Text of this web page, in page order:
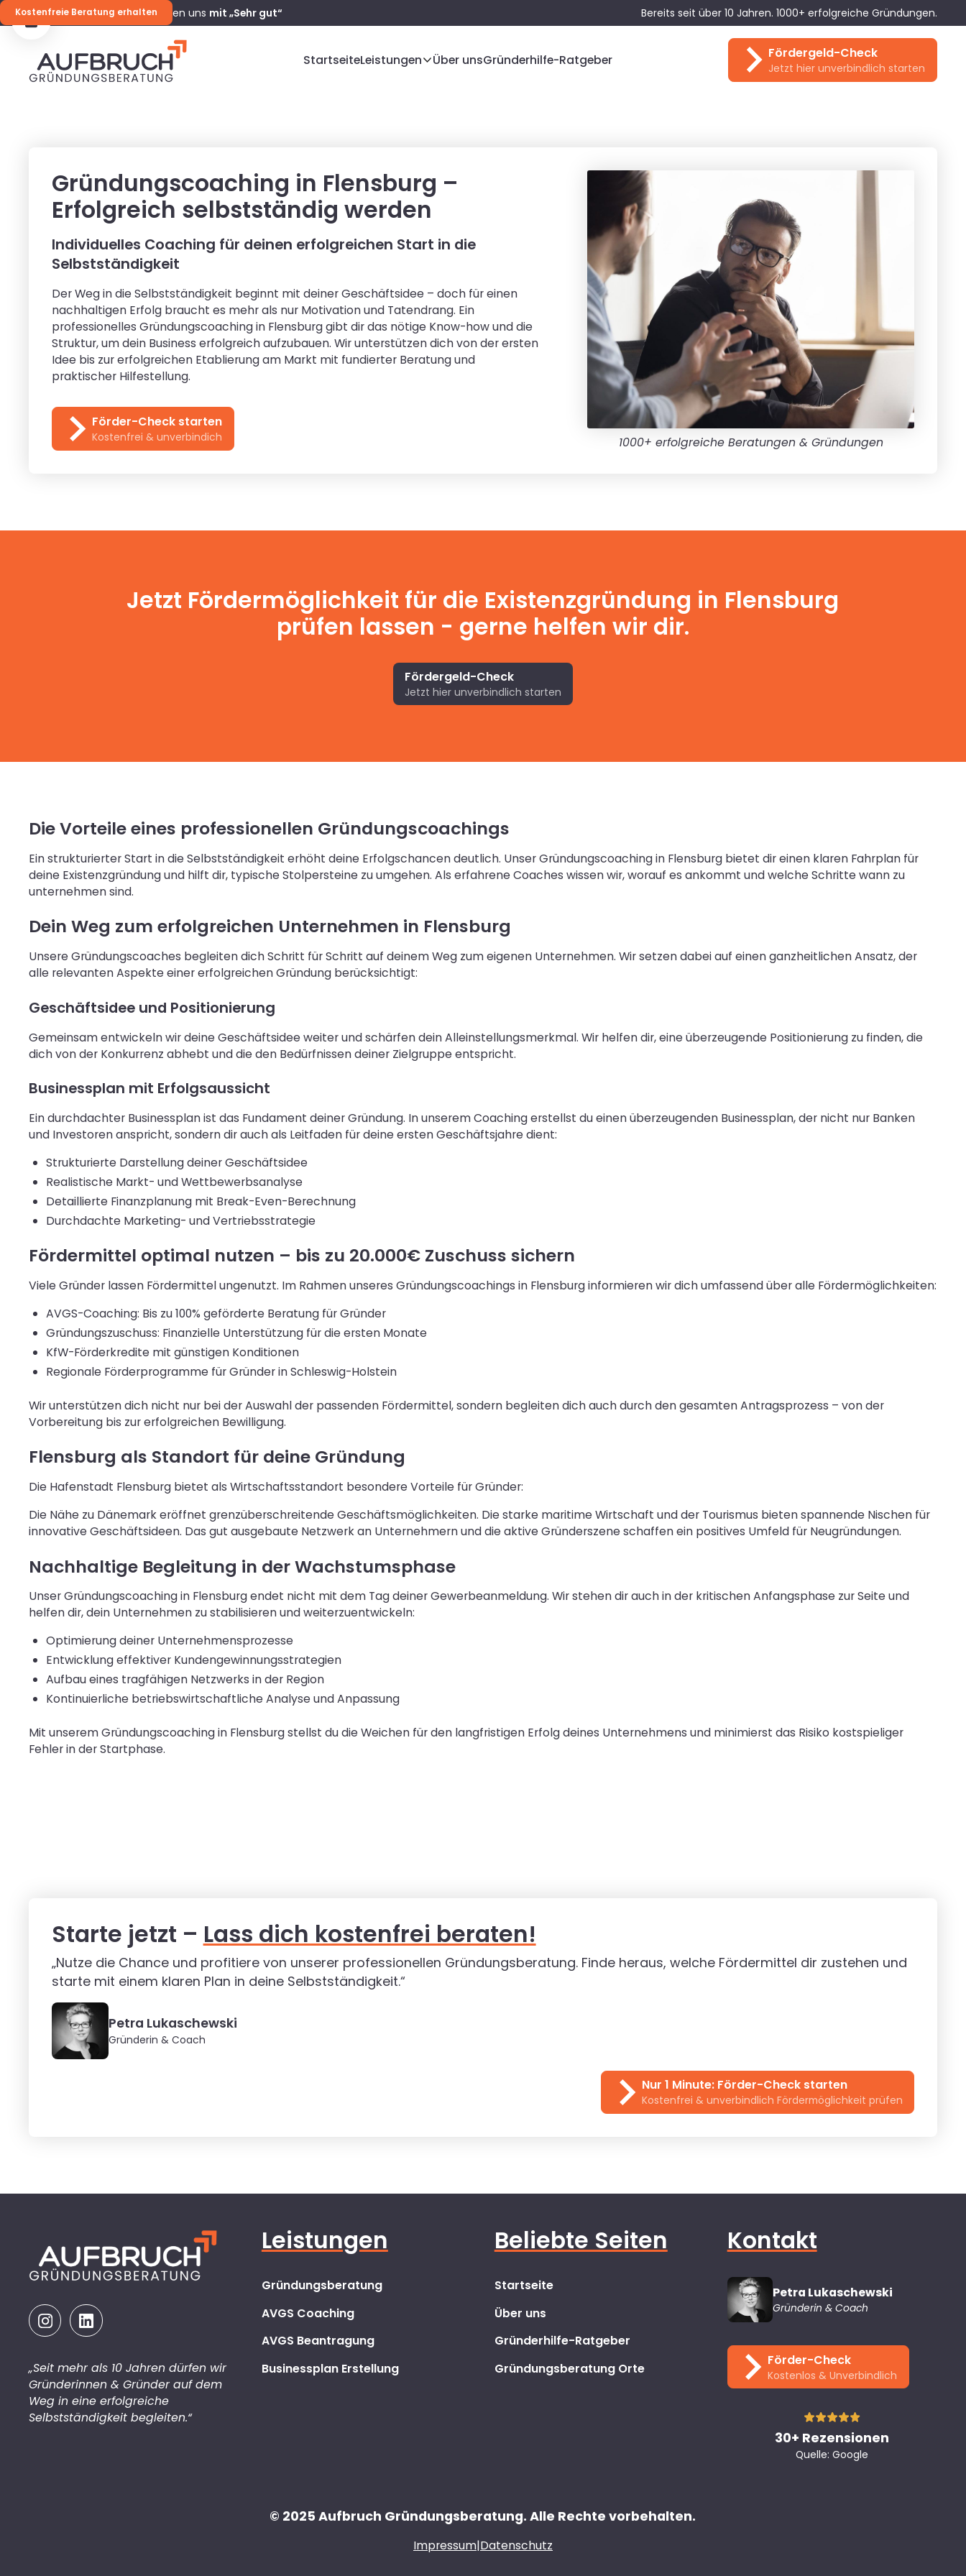
98 %unserer Kunden bewerten uns mit „Sehr gut“ Bereits seit über 10 Jahren. 1000+ erfolgreiche Gründungen.
StartseiteLeistungen Über unsGründerhilfe-Ratgeber Fördergeld-Check
Jetzt hier unverbindlich starten
Kostenfreie Beratung erhalten
Gründungscoaching in Flensburg –
Erfolgreich selbstständig werden
Individuelles Coaching für deinen erfolgreichen Start in die
Selbstständigkeit
Der Weg in die Selbstständigkeit beginnt mit deiner Geschäftsidee – doch für einen
nachhaltigen Erfolg braucht es mehr als nur Motivation und Tatendrang. Ein
professionelles Gründungscoaching in Flensburg gibt dir das nötige Know-how und die
Struktur, um dein Business erfolgreich aufzubauen. Wir unterstützen dich von der ersten
Idee bis zur erfolgreichen Etablierung am Markt mit fundierter Beratung und
praktischer Hilfestellung.
Förder-Check starten
Kostenfrei & unverbindich 1000+ erfolgreiche Beratungen & Gründungen
Jetzt Fördermöglichkeit für die Existenzgründung in Flensburg
prüfen lassen - gerne helfen wir dir.
Fördergeld-Check
Jetzt hier unverbindlich starten
Die Vorteile eines professionellen Gründungscoachings
Ein strukturierter Start in die Selbstständigkeit erhöht deine Erfolgschancen deutlich. Unser Gründungscoaching in Flensburg bietet dir einen klaren Fahrplan für
deine Existenzgründung und hilft dir, typische Stolpersteine zu umgehen. Als erfahrene Coaches wissen wir, worauf es ankommt und welche Schritte wann zu
unternehmen sind.
Dein Weg zum erfolgreichen Unternehmen in Flensburg
Unsere Gründungscoaches begleiten dich Schritt für Schritt auf deinem Weg zum eigenen Unternehmen. Wir setzen dabei auf einen ganzheitlichen Ansatz, der
alle relevanten Aspekte einer erfolgreichen Gründung berücksichtigt:
Geschäftsidee und Positionierung
Gemeinsam entwickeln wir deine Geschäftsidee weiter und schärfen dein Alleinstellungsmerkmal. Wir helfen dir, eine überzeugende Positionierung zu finden, die
dich von der Konkurrenz abhebt und die den Bedürfnissen deiner Zielgruppe entspricht.
Businessplan mit Erfolgsaussicht
Ein durchdachter Businessplan ist das Fundament deiner Gründung. In unserem Coaching erstellst du einen überzeugenden Businessplan, der nicht nur Banken
und Investoren anspricht, sondern dir auch als Leitfaden für deine ersten Geschäftsjahre dient:
Strukturierte Darstellung deiner Geschäftsidee
Realistische Markt- und Wettbewerbsanalyse
Detaillierte Finanzplanung mit Break-Even-Berechnung
Durchdachte Marketing- und Vertriebsstrategie
Fördermittel optimal nutzen – bis zu 20.000€ Zuschuss sichern
Viele Gründer lassen Fördermittel ungenutzt. Im Rahmen unseres Gründungscoachings in Flensburg informieren wir dich umfassend über alle Fördermöglichkeiten:
AVGS-Coaching: Bis zu 100% geförderte Beratung für Gründer
Gründungszuschuss: Finanzielle Unterstützung für die ersten Monate
KfW-Förderkredite mit günstigen Konditionen
Regionale Förderprogramme für Gründer in Schleswig-Holstein
Wir unterstützen dich nicht nur bei der Auswahl der passenden Fördermittel, sondern begleiten dich auch durch den gesamten Antragsprozess – von der
Vorbereitung bis zur erfolgreichen Bewilligung.
Flensburg als Standort für deine Gründung
Die Hafenstadt Flensburg bietet als Wirtschaftsstandort besondere Vorteile für Gründer:
Die Nähe zu Dänemark eröffnet grenzüberschreitende Geschäftsmöglichkeiten. Die starke maritime Wirtschaft und der Tourismus bieten spannende Nischen für
innovative Geschäftsideen. Das gut ausgebaute Netzwerk an Unternehmern und die aktive Gründerszene schaffen ein positives Umfeld für Neugründungen.
Nachhaltige Begleitung in der Wachstumsphase
Unser Gründungscoaching in Flensburg endet nicht mit dem Tag deiner Gewerbeanmeldung. Wir stehen dir auch in der kritischen Anfangsphase zur Seite und
helfen dir, dein Unternehmen zu stabilisieren und weiterzuentwickeln:
Optimierung deiner Unternehmensprozesse
Entwicklung effektiver Kundengewinnungsstrategien
Aufbau eines tragfähigen Netzwerks in der Region
Kontinuierliche betriebswirtschaftliche Analyse und Anpassung
Mit unserem Gründungscoaching in Flensburg stellst du die Weichen für den langfristigen Erfolg deines Unternehmens und minimierst das Risiko kostspieliger
Fehler in der Startphase.
Starte jetzt – Lass dich kostenfrei beraten!
„Nutze die Chance und profitiere von unserer professionellen Gründungsberatung. Finde heraus, welche Fördermittel dir zustehen und
starte mit einem klaren Plan in deine Selbstständigkeit.“
Petra Lukaschewski
Gründerin & Coach
Nur 1 Minute: Förder-Check starten
Kostenfrei & unverbindlich Fördermöglichkeit prüfen
„Seit mehr als 10 Jahren dürfen wir
Gründerinnen & Gründer auf dem
Weg in eine erfolgreiche
Selbstständigkeit begleiten.“
Leistungen
Gründungsberatung
AVGS Coaching
AVGS Beantragung
Businessplan Erstellung
Beliebte Seiten
Startseite
Über uns
Gründerhilfe-Ratgeber
Gründungsberatung Orte
Kontakt
Petra Lukaschewski
Gründerin & Coach
Förder-Check
Kostenlos & Unverbindlich
30+ Rezensionen
Quelle: Google
© 2025 Aufbruch Gründungsberatung. Alle Rechte vorbehalten.
Impressum|Datenschutz